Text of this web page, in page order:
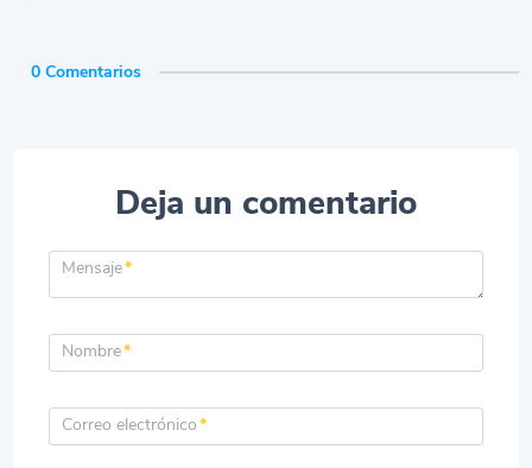
0 Comentarios
Deja un comentario
Mensaje*
Nombre*
Correo electrónico*